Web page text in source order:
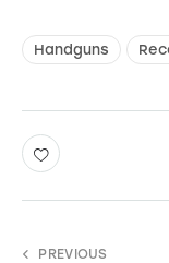
Handguns
PREVIOUS